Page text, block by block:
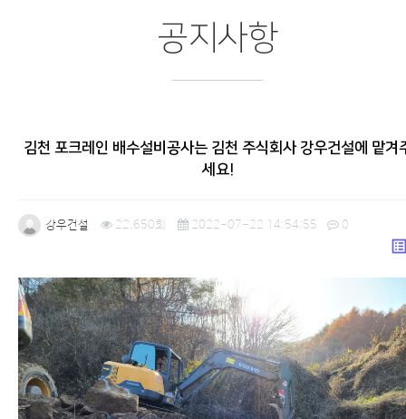
공지사항
김천 포크레인 배수설비공사는 김천 주식회사 강우건설에 맡겨
세요!
강우건설 22,650회 2022-07-22 14:54:55 0
본문